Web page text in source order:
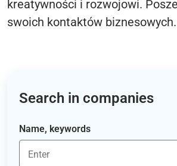
kreatywności i rozwojowi.
swoich kontaktów biznesowych.
Search in companies
Name, keywords